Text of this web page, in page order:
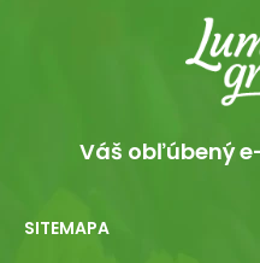
Váš obľúbený
SITEMAPA